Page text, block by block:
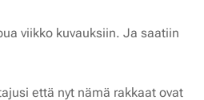
viikko kuvauksiin. Ja saatiin
että nyt nämä rakkaat ovat